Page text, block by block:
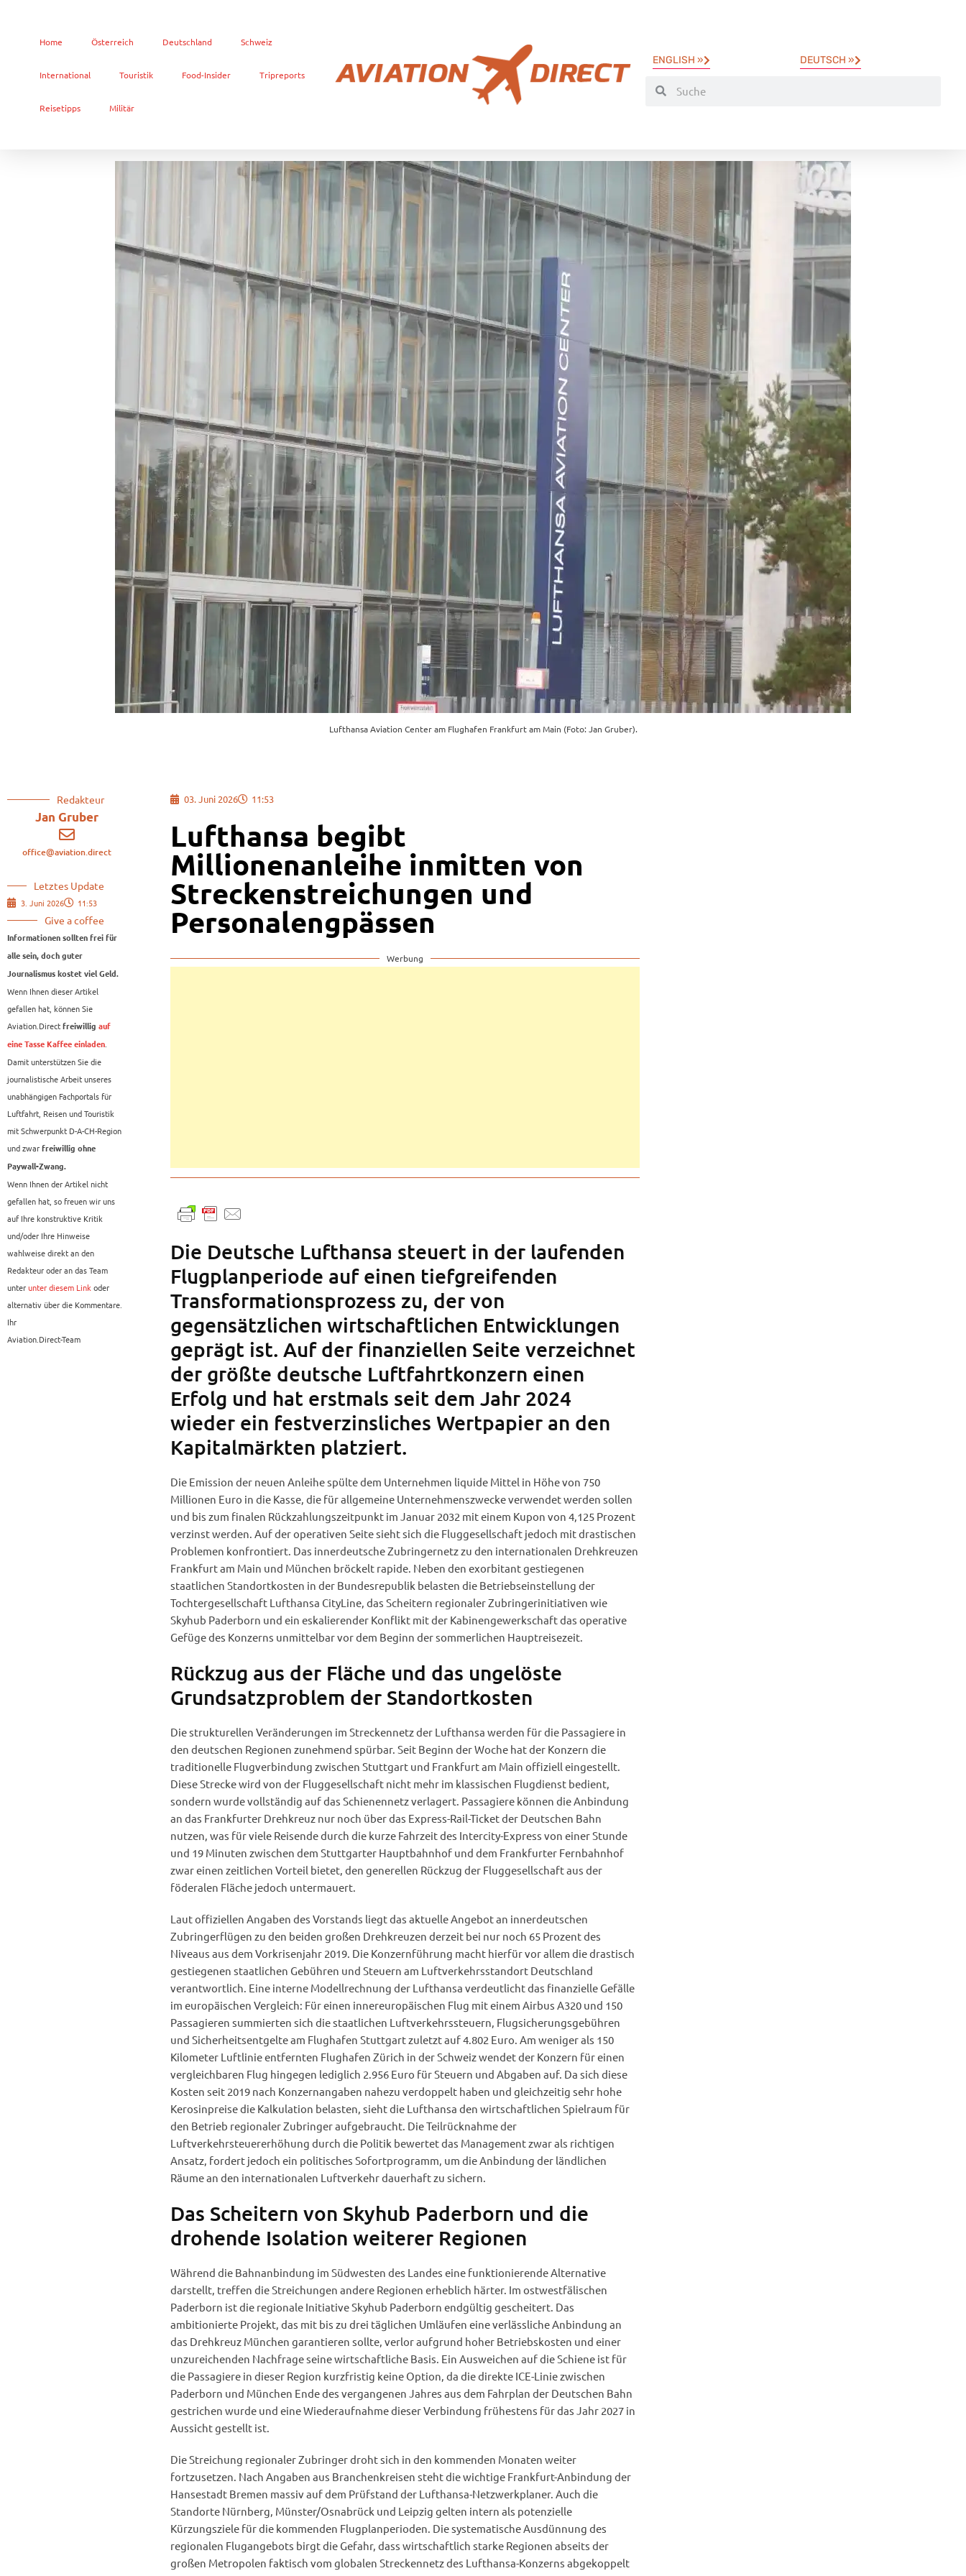
Home Österreich Deutschland Schweiz
International Touristik Food-Insider Tripreports
Reisetipps Militär
ENGLISH » DEUTSCH »
Lufthansa Aviation Center am Flughafen Frankfurt am Main (Foto: Jan Gruber).
Redakteur
Jan Gruber
office@aviation.direct
Letztes Update
3. Juni 2026 11:53
Give a coffee
Informationen sollten frei für
alle sein, doch guter
Journalismus kostet viel Geld.
Wenn Ihnen dieser Artikel
gefallen hat, können Sie
Aviation.Direct freiwillig auf
eine Tasse Kaffee einladen.
Damit unterstützen Sie die
journalistische Arbeit unseres
unabhängigen Fachportals für
Luftfahrt, Reisen und Touristik
mit Schwerpunkt D-A-CH-Region
und zwar freiwillig ohne
Paywall-Zwang.
Wenn Ihnen der Artikel nicht
gefallen hat, so freuen wir uns
auf Ihre konstruktive Kritik
und/oder Ihre Hinweise
wahlweise direkt an den
Redakteur oder an das Team
unterunter diesem Linkoder
alternativ über die Kommentare.
Ihr
Aviation.Direct-Team
03. Juni 2026 11:53
Lufthansa begibt
Millionenanleihe inmitten von
Streckenstreichungen und
Personalengpässen
Werbung
Die Deutsche Lufthansa steuert in der laufenden
Flugplanperiode auf einen tiefgreifenden
Transformationsprozess zu, der von
gegensätzlichen wirtschaftlichen Entwicklungen
geprägt ist. Auf der finanziellen Seite verzeichnet
der größte deutsche Luftfahrtkonzern einen
Erfolg und hat erstmals seit dem Jahr 2024
wieder ein festverzinsliches Wertpapier an den
Kapitalmärkten platziert.
Die Emission der neuen Anleihe spülte dem Unternehmen liquide Mittel in Höhe von 750
Millionen Euro in die Kasse, die für allgemeine Unternehmenszwecke verwendet werden sollen
und bis zum finalen Rückzahlungszeitpunkt im Januar 2032 mit einem Kupon von 4,125 Prozent
verzinst werden. Auf der operativen Seite sieht sich die Fluggesellschaft jedoch mit drastischen
Problemen konfrontiert. Das innerdeutsche Zubringernetz zu den internationalen Drehkreuzen
Frankfurt am Main und München bröckelt rapide. Neben den exorbitant gestiegenen
staatlichen Standortkosten in der Bundesrepublik belasten die Betriebseinstellung der
Tochtergesellschaft Lufthansa CityLine, das Scheitern regionaler Zubringerinitiativen wie
Skyhub Paderborn und ein eskalierender Konflikt mit der Kabinengewerkschaft das operative
Gefüge des Konzerns unmittelbar vor dem Beginn der sommerlichen Hauptreisezeit.
Rückzug aus der Fläche und das ungelöste
Grundsatzproblem der Standortkosten
Die strukturellen Veränderungen im Streckennetz der Lufthansa werden für die Passagiere in
den deutschen Regionen zunehmend spürbar. Seit Beginn der Woche hat der Konzern die
traditionelle Flugverbindung zwischen Stuttgart und Frankfurt am Main offiziell eingestellt.
Diese Strecke wird von der Fluggesellschaft nicht mehr im klassischen Flugdienst bedient,
sondern wurde vollständig auf das Schienennetz verlagert. Passagiere können die Anbindung
an das Frankfurter Drehkreuz nur noch über das Express-Rail-Ticket der Deutschen Bahn
nutzen, was für viele Reisende durch die kurze Fahrzeit des Intercity-Express von einer Stunde
und 19 Minuten zwischen dem Stuttgarter Hauptbahnhof und dem Frankfurter Fernbahnhof
zwar einen zeitlichen Vorteil bietet, den generellen Rückzug der Fluggesellschaft aus der
föderalen Fläche jedoch untermauert.
Laut offiziellen Angaben des Vorstands liegt das aktuelle Angebot an innerdeutschen
Zubringerflügen zu den beiden großen Drehkreuzen derzeit bei nur noch 65 Prozent des
Niveaus aus dem Vorkrisenjahr 2019. Die Konzernführung macht hierfür vor allem die drastisch
gestiegenen staatlichen Gebühren und Steuern am Luftverkehrsstandort Deutschland
verantwortlich. Eine interne Modellrechnung der Lufthansa verdeutlicht das finanzielle Gefälle
im europäischen Vergleich: Für einen innereuropäischen Flug mit einem Airbus A320 und 150
Passagieren summierten sich die staatlichen Luftverkehrssteuern, Flugsicherungsgebühren
und Sicherheitsentgelte am Flughafen Stuttgart zuletzt auf 4.802 Euro. Am weniger als 150
Kilometer Luftlinie entfernten Flughafen Zürich in der Schweiz wendet der Konzern für einen
vergleichbaren Flug hingegen lediglich 2.956 Euro für Steuern und Abgaben auf. Da sich diese
Kosten seit 2019 nach Konzernangaben nahezu verdoppelt haben und gleichzeitig sehr hohe
Kerosinpreise die Kalkulation belasten, sieht die Lufthansa den wirtschaftlichen Spielraum für
den Betrieb regionaler Zubringer aufgebraucht. Die Teilrücknahme der
Luftverkehrsteuererhöhung durch die Politik bewertet das Management zwar als richtigen
Ansatz, fordert jedoch ein politisches Sofortprogramm, um die Anbindung der ländlichen
Räume an den internationalen Luftverkehr dauerhaft zu sichern.
Das Scheitern von Skyhub Paderborn und die
drohende Isolation weiterer Regionen
Während die Bahnanbindung im Südwesten des Landes eine funktionierende Alternative
darstellt, treffen die Streichungen andere Regionen erheblich härter. Im ostwestfälischen
Paderborn ist die regionale Initiative Skyhub Paderborn endgültig gescheitert. Das
ambitionierte Projekt, das mit bis zu drei täglichen Umläufen eine verlässliche Anbindung an
das Drehkreuz München garantieren sollte, verlor aufgrund hoher Betriebskosten und einer
unzureichenden Nachfrage seine wirtschaftliche Basis. Ein Ausweichen auf die Schiene ist für
die Passagiere in dieser Region kurzfristig keine Option, da die direkte ICE-Linie zwischen
Paderborn und München Ende des vergangenen Jahres aus dem Fahrplan der Deutschen Bahn
gestrichen wurde und eine Wiederaufnahme dieser Verbindung frühestens für das Jahr 2027 in
Aussicht gestellt ist.
Die Streichung regionaler Zubringer droht sich in den kommenden Monaten weiter
fortzusetzen. Nach Angaben aus Branchenkreisen steht die wichtige Frankfurt-Anbindung der
Hansestadt Bremen massiv auf dem Prüfstand der Lufthansa-Netzwerkplaner. Auch die
Standorte Nürnberg, Münster/Osnabrück und Leipzig gelten intern als potenzielle
Kürzungsziele für die kommenden Flugplanperioden. Die systematische Ausdünnung des
regionalen Flugangebots birgt die Gefahr, dass wirtschaftlich starke Regionen abseits der
großen Metropolen faktisch vom globalen Streckennetz des Lufthansa-Konzerns abgekoppelt